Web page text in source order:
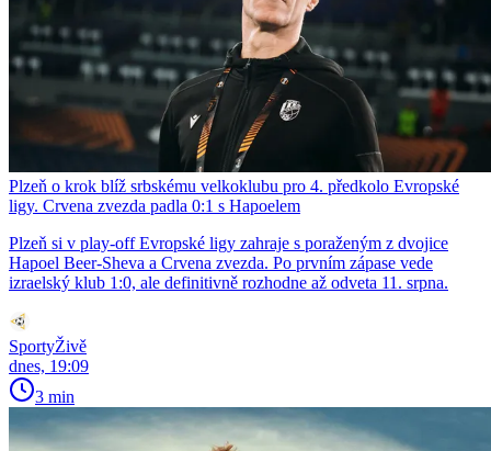
Plzeň o krok blíž srbskému velkoklubu pro 4. předkolo Evropské
ligy. Crvena zvezda padla 0:1 s Hapoelem
Plzeň si v play-off Evropské ligy zahraje s poraženým z dvojice
Hapoel Beer-Sheva a Crvena zvezda. Po prvním zápase vede
izraelský klub 1:0, ale definitivně rozhodne až odveta 11. srpna.
SportyŽivě
dnes, 19:09
3 min